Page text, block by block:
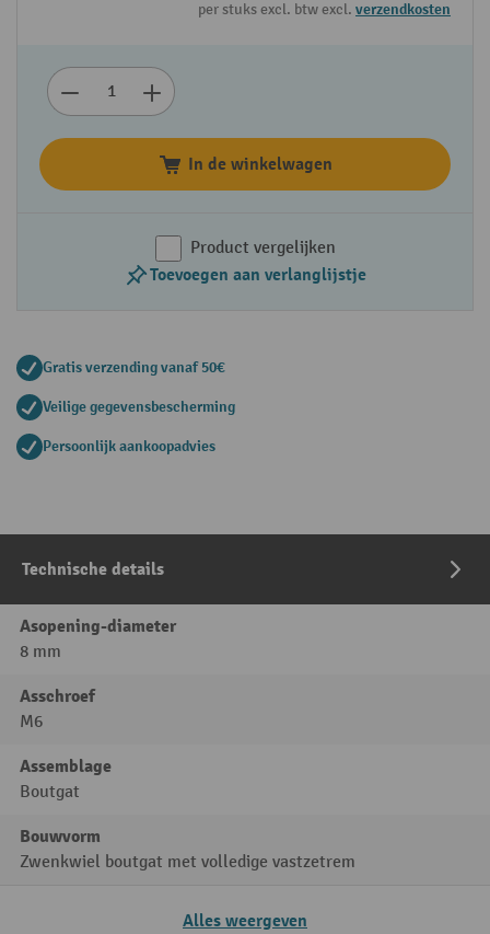
per stuks excl. btw excl. verzendkosten
In de winkelwagen
Product vergelijken
Toevoegen aan verlanglijstje
Gratis verzending vanaf 50€
Veilige gegevensbescherming
Persoonlijk aankoopadvies
Technische details
Asopening-diameter
8 mm
Asschroef
M6
Assemblage
Boutgat
Bouwvorm
Zwenkwiel boutgat met volledige vastzetrem
Alles weergeven